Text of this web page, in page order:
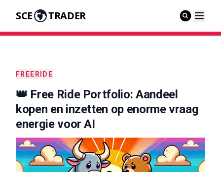
SCE TRADER
FREERIDE
👑 Free Ride Portfolio: Aandeel
kopen en inzetten op enorme vraag
energie voor AI